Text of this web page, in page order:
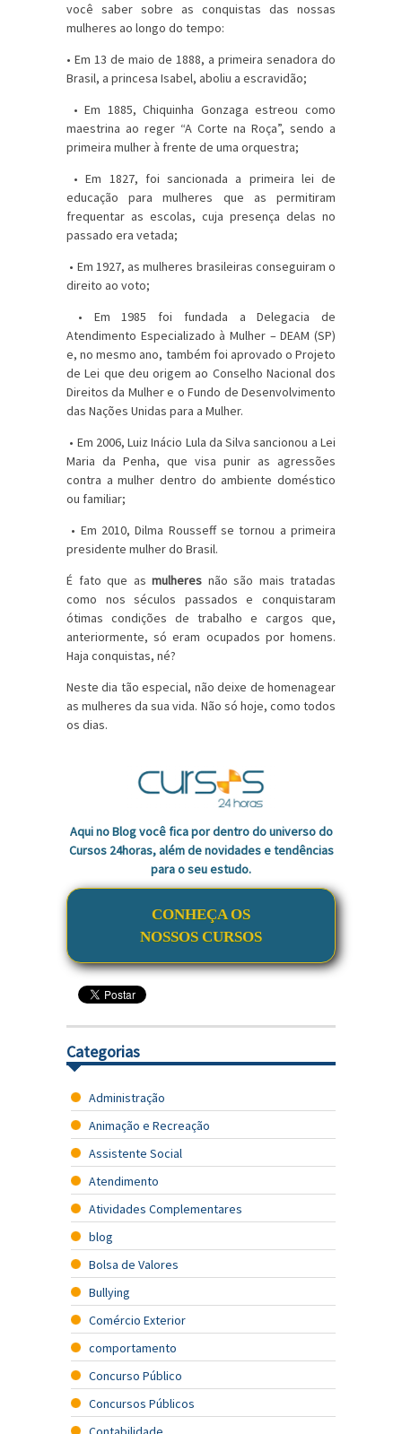
você saber sobre as conquistas das nossas
mulheres ao longo do tempo:
• Em 13 de maio de 1888, a primeira senadora do
Brasil, a princesa Isabel, aboliu a escravidão;
• Em 1885, Chiquinha Gonzaga estreou como
maestrina ao reger “A Corte na Roça”, sendo a
primeira mulher à frente de uma orquestra;
• Em 1827, foi sancionada a primeira lei de
educação para mulheres que as permitiram
frequentar as escolas, cuja presença delas no
passado era vetada;
• Em 1927, as mulheres brasileiras conseguiram o
direito ao voto;
• Em 1985 foi fundada a Delegacia de
Atendimento Especializado à Mulher – DEAM (SP)
e, no mesmo ano, também foi aprovado o Projeto
de Lei que deu origem ao Conselho Nacional dos
Direitos da Mulher e o Fundo de Desenvolvimento
das Nações Unidas para a Mulher.
• Em 2006, Luiz Inácio Lula da Silva sancionou a Lei
Maria da Penha, que visa punir as agressões
contra a mulher dentro do ambiente doméstico
ou familiar;
• Em 2010, Dilma Rousseff se tornou a primeira
presidente mulher do Brasil.
É fato que as mulheres não são mais tratadas
como nos séculos passados e conquistaram
ótimas condições de trabalho e cargos que,
anteriormente, só eram ocupados por homens.
Haja conquistas, né?
Neste dia tão especial, não deixe de homenagear
as mulheres da sua vida. Não só hoje, como todos
os dias.
Aqui no Blog você fica por dentro do universo do
Cursos 24horas, além de novidades e tendências
para o seu estudo.
CONHEÇA OS
NOSSOS CURSOS
Categorias
Administração
Animação e Recreação
Assistente Social
Atendimento
Atividades Complementares
blog
Bolsa de Valores
Bullying
Comércio Exterior
comportamento
Concurso Público
Concursos Públicos